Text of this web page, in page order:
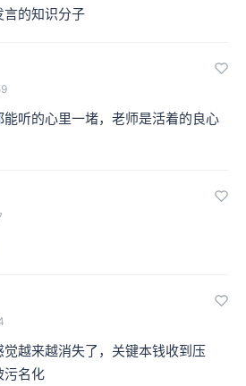
言的知识分子
听的心里一堵，老师是活着的良心
越来越消失了，关键本钱收到压
污名化